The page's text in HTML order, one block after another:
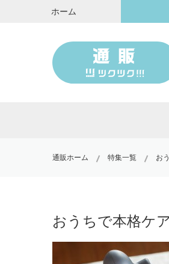
ホーム
通販ホーム 特集一覧 お
おうちで本格ケ